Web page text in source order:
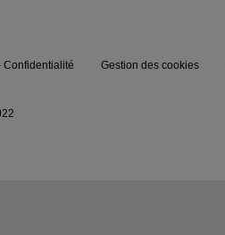
Confidentialité Gestion des cookies